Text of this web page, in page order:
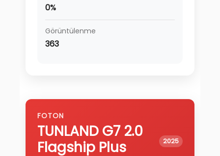
0%
Görüntülenme
363
FOTON
TUNLAND G72.0
Flagship Plus
2025